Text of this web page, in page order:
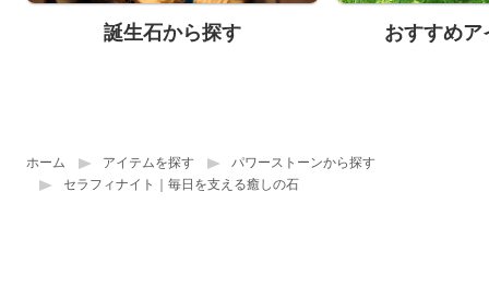
誕生石から探す おすすめア
ホーム アイテムを探す
パワーストーンから探す
セラフィナイト｜毎日を支える癒しの石